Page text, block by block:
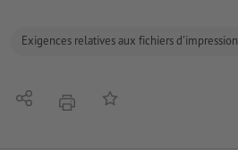
Exigences relatives aux fichiers d'impression
PartagerimprimerAjouter à liste d'article